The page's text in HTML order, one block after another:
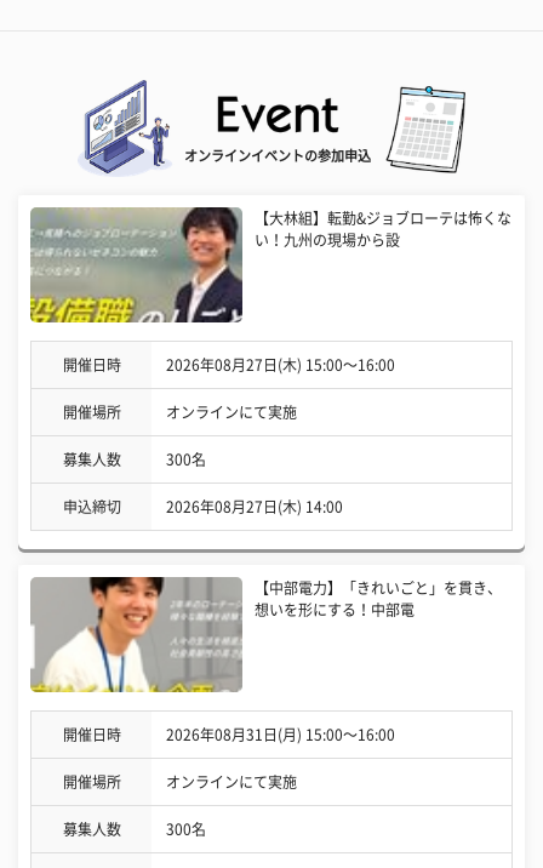
オンラインイベントの参加申込
【大林組】転勤&ジョブローテは怖くな
い！九州の現場から設
開催日時 2026年08月27日(木) 15:00〜16:00
開催場所 オンラインにて実施
募集人数 300名
申込締切 2026年08月27日(木) 14:00
【中部電力】「きれいごと」を貫き、
想いを形にする！中部電
開催日時 2026年08月31日(月) 15:00〜16:00
開催場所 オンラインにて実施
募集人数 300名